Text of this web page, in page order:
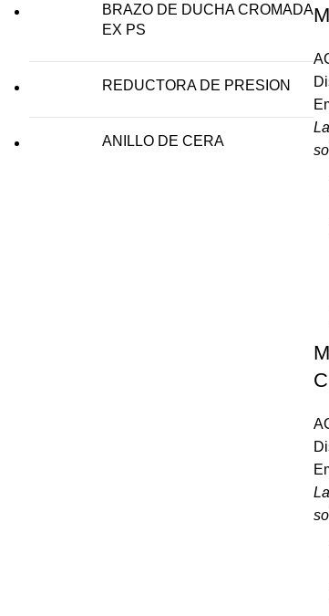
BRAZO DE DUCHA CROMADA
EX PS
REDUCTORA DE PRESION
ANILLO DE CERA